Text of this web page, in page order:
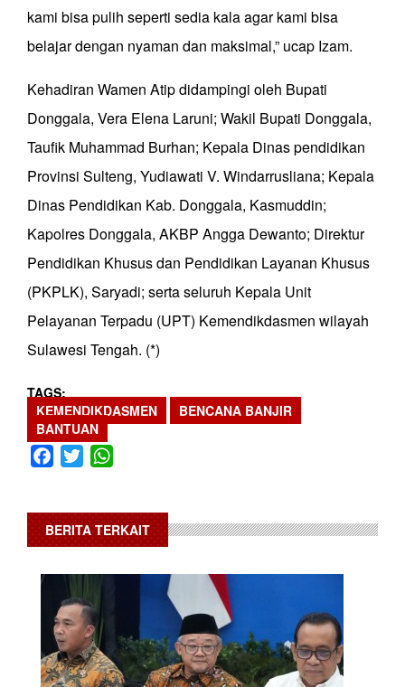
kami bisa pulih seperti sedia kala agar kami bisa
belajar dengan nyaman dan maksimal,” ucap Izam.
Kehadiran Wamen Atip didampingi oleh Bupati
Donggala, Vera Elena Laruni; Wakil Bupati Donggala,
Taufik Muhammad Burhan; Kepala Dinas pendidikan
Provinsi Sulteng, Yudiawati V. Windarrusliana; Kepala
Dinas Pendidikan Kab. Donggala, Kasmuddin;
Kapolres Donggala, AKBP Angga Dewanto; Direktur
Pendidikan Khusus dan Pendidikan Layanan Khusus
(PKPLK), Saryadi; serta seluruh Kepala Unit
Pelayanan Terpadu (UPT) Kemendikdasmen wilayah
Sulawesi Tengah. (*)
TAGS
KEMENDIKDASMEN
BENCANA BANJIR
BANTUAN
Facebook
Twitter
BERITA TERKAIT